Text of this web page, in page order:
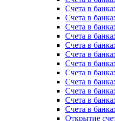
Счета в
Счета в
Счета в
Счета в
Счета в
Счета в
Счета в
Счета в
Счета в
Счета в
Счета в
Счета в
Открытие